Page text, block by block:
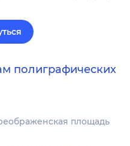
полиграфических
площадь